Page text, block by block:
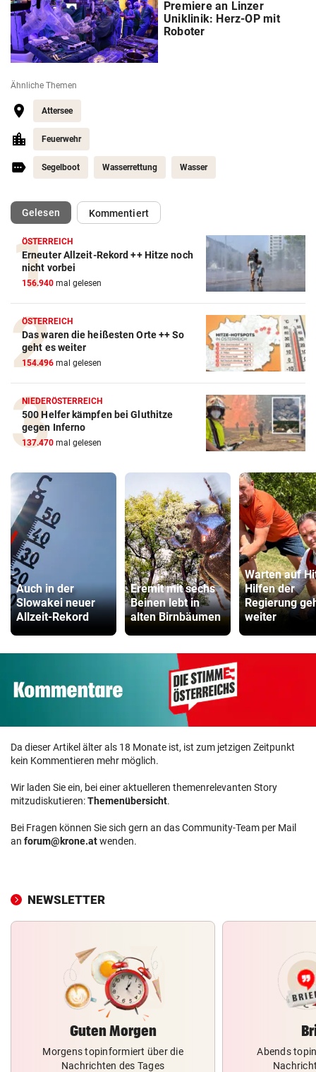
Premiere an Linzer
Uniklinik: Herz-OP mit
Roboter
Ähnliche Themen
Attersee
Feuerwehr
Segelboot Wasserrettung Wasser
Gelesen(ausgewählt)Kommentiert
ÖSTERREICH
Erneuter Allzeit-Rekord ++ Hitze noch
nicht vorbei
156.940 mal gelesen
ÖSTERREICH
Das waren die heißesten Orte ++ So
geht es weiter
154.496 mal gelesen
NIEDERÖSTERREICH
500 Helfer kämpfen bei Gluthitze
gegen Inferno
137.470 mal gelesen
Auch in der
Slowakei neuer
Allzeit-Rekord
Eremit mit sechs
Beinen lebt in
alten Birnbäumen
Warten auf
Hilfen der
Regierung
weiter
Da dieser Artikel älter als 18 Monate ist, ist zum jetzigen Zeitpunkt
kein Kommentieren mehr möglich.
Wir laden Sie ein, bei einer aktuelleren themenrelevanten Story
mitzudiskutieren:Themenübersicht.
Bei Fragen können Sie sich gern an das Community-Team per Mail
an forum@krone.atwenden.
NEWSLETTER
Guten Morgen
Morgens topinformiert über die
Nachrichten des Tages
Abends